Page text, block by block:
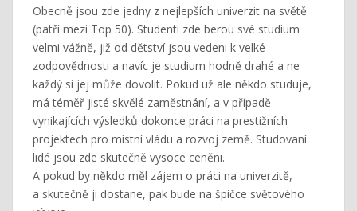
Obecně jsou zde jedny z nejlepších univerzit na světě
(patří mezi Top 50). Studenti zde berou své studium
velmi vážně, již od dětství jsou vedeni k velké
zodpovědnosti a navíc je studium hodně drahé a ne
každý si jej může dovolit. Pokud už ale někdo studuje,
má téměř jisté skvělé zaměstnání, a v případě
vynikajících výsledků dokonce práci na prestižních
projektech pro místní vládu a rozvoj země. Studovaní
lidé jsou zde skutečně vysoce ceněni.
A pokud by někdo měl zájem o práci na univerzitě,
a skutečně ji dostane, pak bude na špičce světového